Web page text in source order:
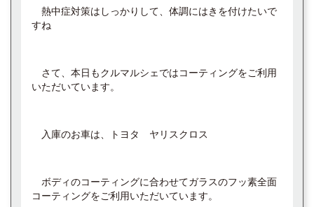
熱中症対策はしっかりして、体調にはきを付けたいで
すね
さて、本日もクルマルシェではコーティングをご利用
いただいています。
入庫のお車は、トヨタ ヤリスクロス
ボディのコーティングに合わせてガラスのフッ素全面
コーティングをご利用いただいています。